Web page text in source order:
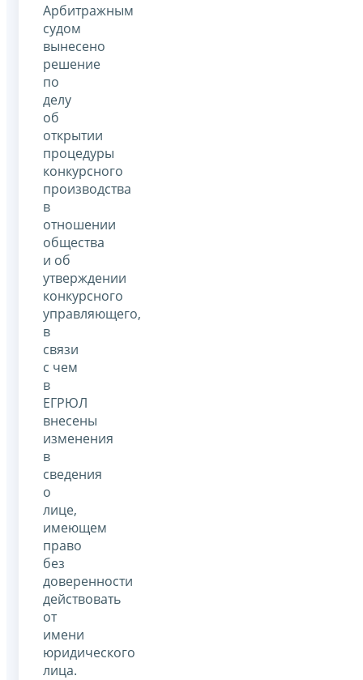
Арбитражным
судом
вынесено
решение
по
делу
об
открытии
процедуры
конкурсного
производства
в
отношении
общества
и об
утверждении
конкурсного
управляющего,
в
связи
с чем
в
ЕГРЮЛ
внесены
изменения
в
сведения
о
лице,
имеющем
право
без
доверенности
действовать
от
имени
юридического
лица.